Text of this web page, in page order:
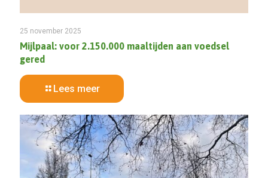
25 november 2025
Mijlpaal: voor 2.150.000 maaltijden aan voedsel
gered
Lees meer